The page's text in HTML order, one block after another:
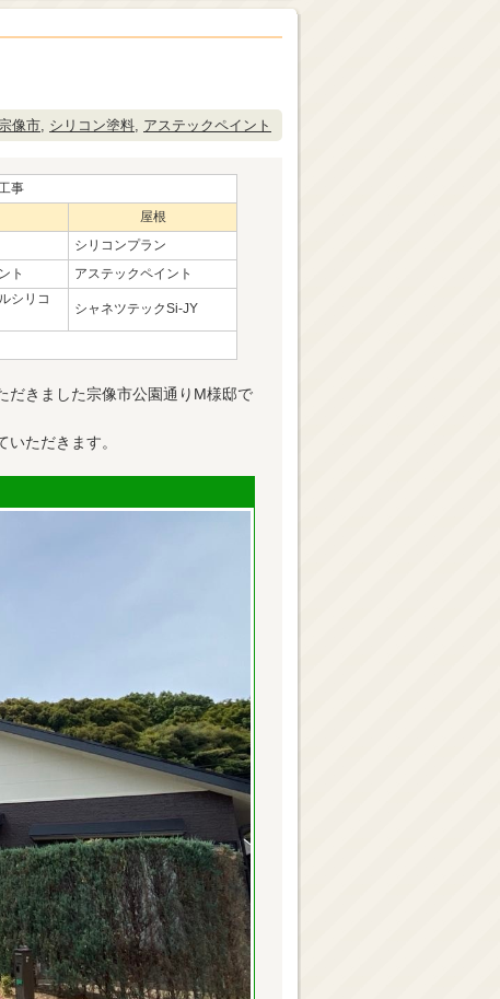
像市, シリコン塗料, アステックペイント
事
屋根
シリコンプラン
ト アステックペイント
シリコ
シャネツテックSi-JY
だきました宗像市公園通りM様邸で
ただきます。